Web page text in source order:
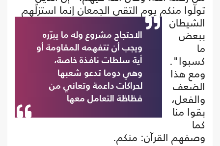
تولّوا منكم
الاحتجاج مشروع وله ما يبرّره
ويجب أن تتفهمه المقاومة أو
أية سلطات نافذة خاصة،
وهي دوما تدعو شعبها
لحراكات داعمة وتعاني من
فظاظة التعامل معها
يوم التقى الجمعان إنما استزلّهم
الشيطان
ببعض
ما
كسبوا".
ومع هذا
الضعف
والفعل،
بقوا منا
كما
وصفهم القرآن: منكم.